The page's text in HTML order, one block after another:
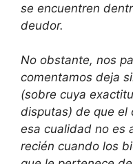
se encuentren
deudor.
No obstante, nos
comentamos deja
(sobre cuya
disputas) de que el
esa cualidad no es
recién cuando los